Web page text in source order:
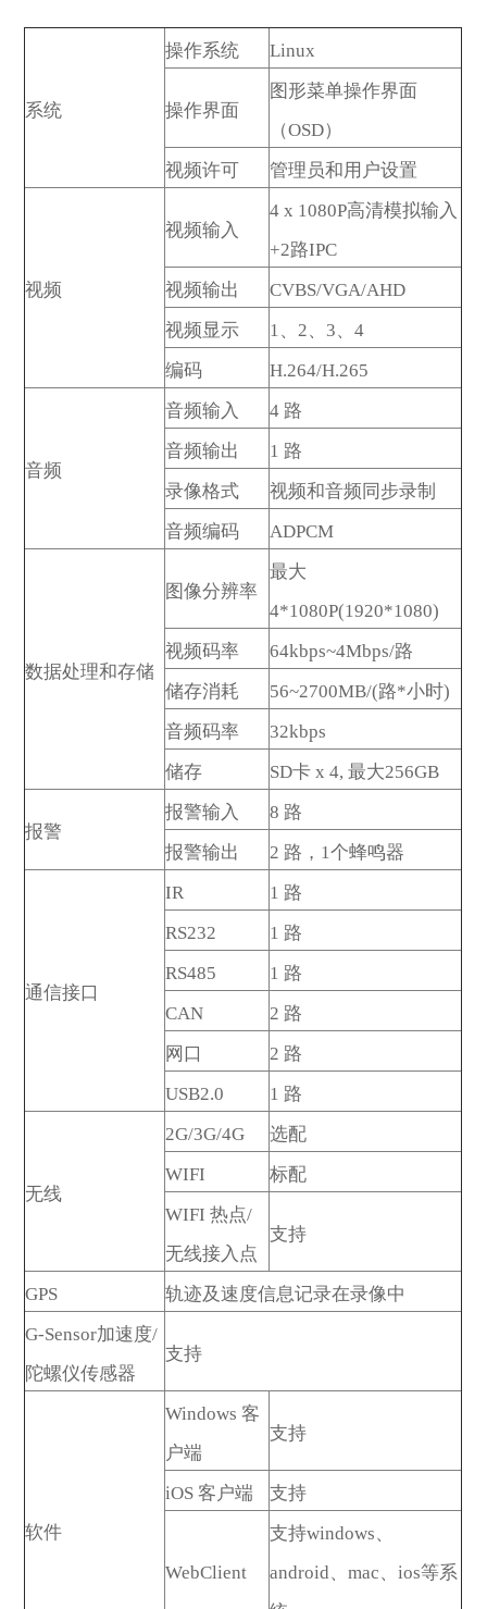
系统
操作系统 Linux
操作界面
图形菜单操作界面
（OSD）
视频许可
管理员和用户设置
视频
视频输入
4 x 1080P高清模拟输入
+2路IPC
视频输出
CVBS/VGA/AHD
视频显示
1、2、3、4
编码
H.264/H.265
音频
音频输入
4 路
音频输出
1 路
录像格式
视频和音频同步录制
音频编码
ADPCM
数据处理和存储
图像分辨率
最大
4*1080P(1920*1080)
视频码率
64kbps~4Mbps/路
储存消耗
56~2700MB/(路*小时)
音频码率
32kbps
储存
SD卡 x 4, 最大256GB
报警
报警输入
8 路
报警输出
2 路，1个蜂鸣器
通信接口
IR
1 路
RS232
1 路
RS485
1 路
CAN
2 路
网口
2 路
USB2.0
1 路
无线
2G/3G/4G
选配
WIFI
标配
WIFI 热点/
无线接入点
支持
GPS
轨迹及速度信息记录在录像中
G-Sensor加速度/
陀螺仪传感器
支持
软件
Windows 客
户端
支持
iOS 客户端 支持
WebClient
支持windows、
android、mac、ios等系